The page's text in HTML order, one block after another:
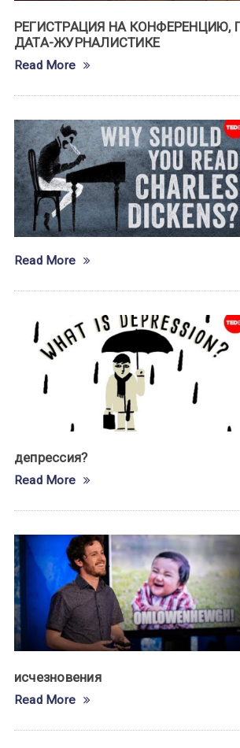
РЕГИСТРАЦИЯ НА
ДАТА-ЖУРНАЛИСТИКЕ
Read More
Read More
депрессия?
Read More
исчезновения
Read More